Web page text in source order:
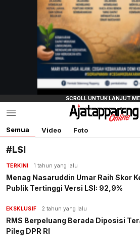
Semua Video Foto
#LSI
TERKINI 1 tahun yang lalu
Menag Nasaruddin Umar Raih Skor
Publik Tertinggi Versi LSI: 92,9%
EKSKLUSIF 2 tahun yang lalu
RMS Berpeluang Berada Diposisi
Pileg DPR RI